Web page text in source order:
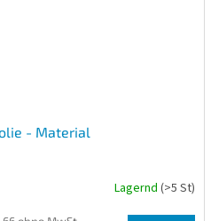
- Material
Lagernd (>5 St)